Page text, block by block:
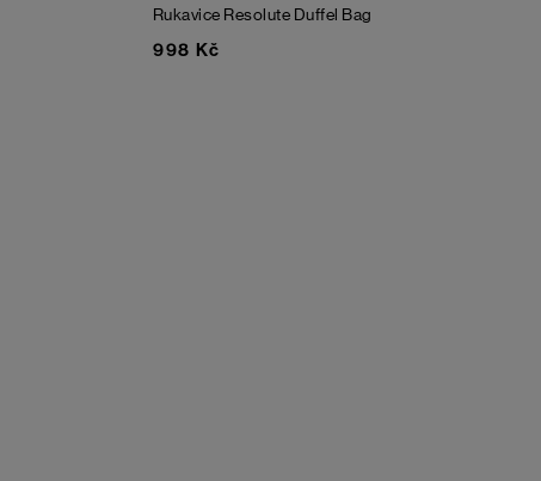
Rukavice Resolute Duffel Bag
998 Kč